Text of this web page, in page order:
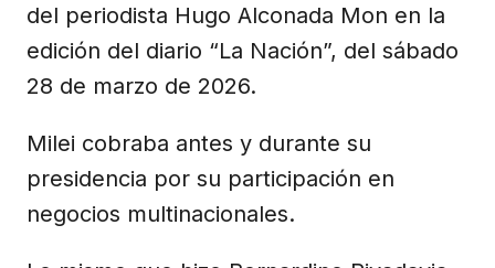
del periodista Hugo Alconada Mon en la
edición del diario “La Nación”, del sábado
28 de marzo de 2026.
Milei cobraba antes y durante su
presidencia por su participación en
negocios multinacionales.